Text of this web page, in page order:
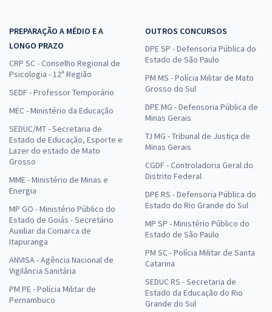
PREPARAÇÃO A MÉDIO E A
LONGO PRAZO
CRP SC - Conselho Regional de
Psicologia - 12ª Região
SEDF - Professor Temporário
MEC - Ministério da Educação
SEDUC/MT - Secretaria de
Estado de Educação, Esporte e
Lazer do estado de Mato
Grosso
MME - Ministério de Minas e
Energia
MP GO - Ministério Público do
Estado de Goiás - Secretário
Auxiliar da Comarca de
Itapuranga
ANVISA - Agência Nacional de
Vigilância Sanitária
PM PE - Polícia Militar de
Pernambuco
OUTROS CONCURSOS
DPE SP - Defensoria Pública do
Estado de São Paulo
PM MS - Polícia Militar de Mato
Grosso do Sul
DPE MG - Defensoria Pública de
Minas Gerais
TJ MG - Tribunal de Justiça de
Minas Gerais
CGDF - Controladoria Geral do
Distrito Federal
DPE RS - Defensoria Pública do
Estado do Rio Grande do Sul
MP SP - Ministério Público do
Estado de São Paulo
PM SC - Polícia Militar de Santa
Catarina
SEDUC RS - Secretaria de
Estado da Educação do Rio
Grande do Sul